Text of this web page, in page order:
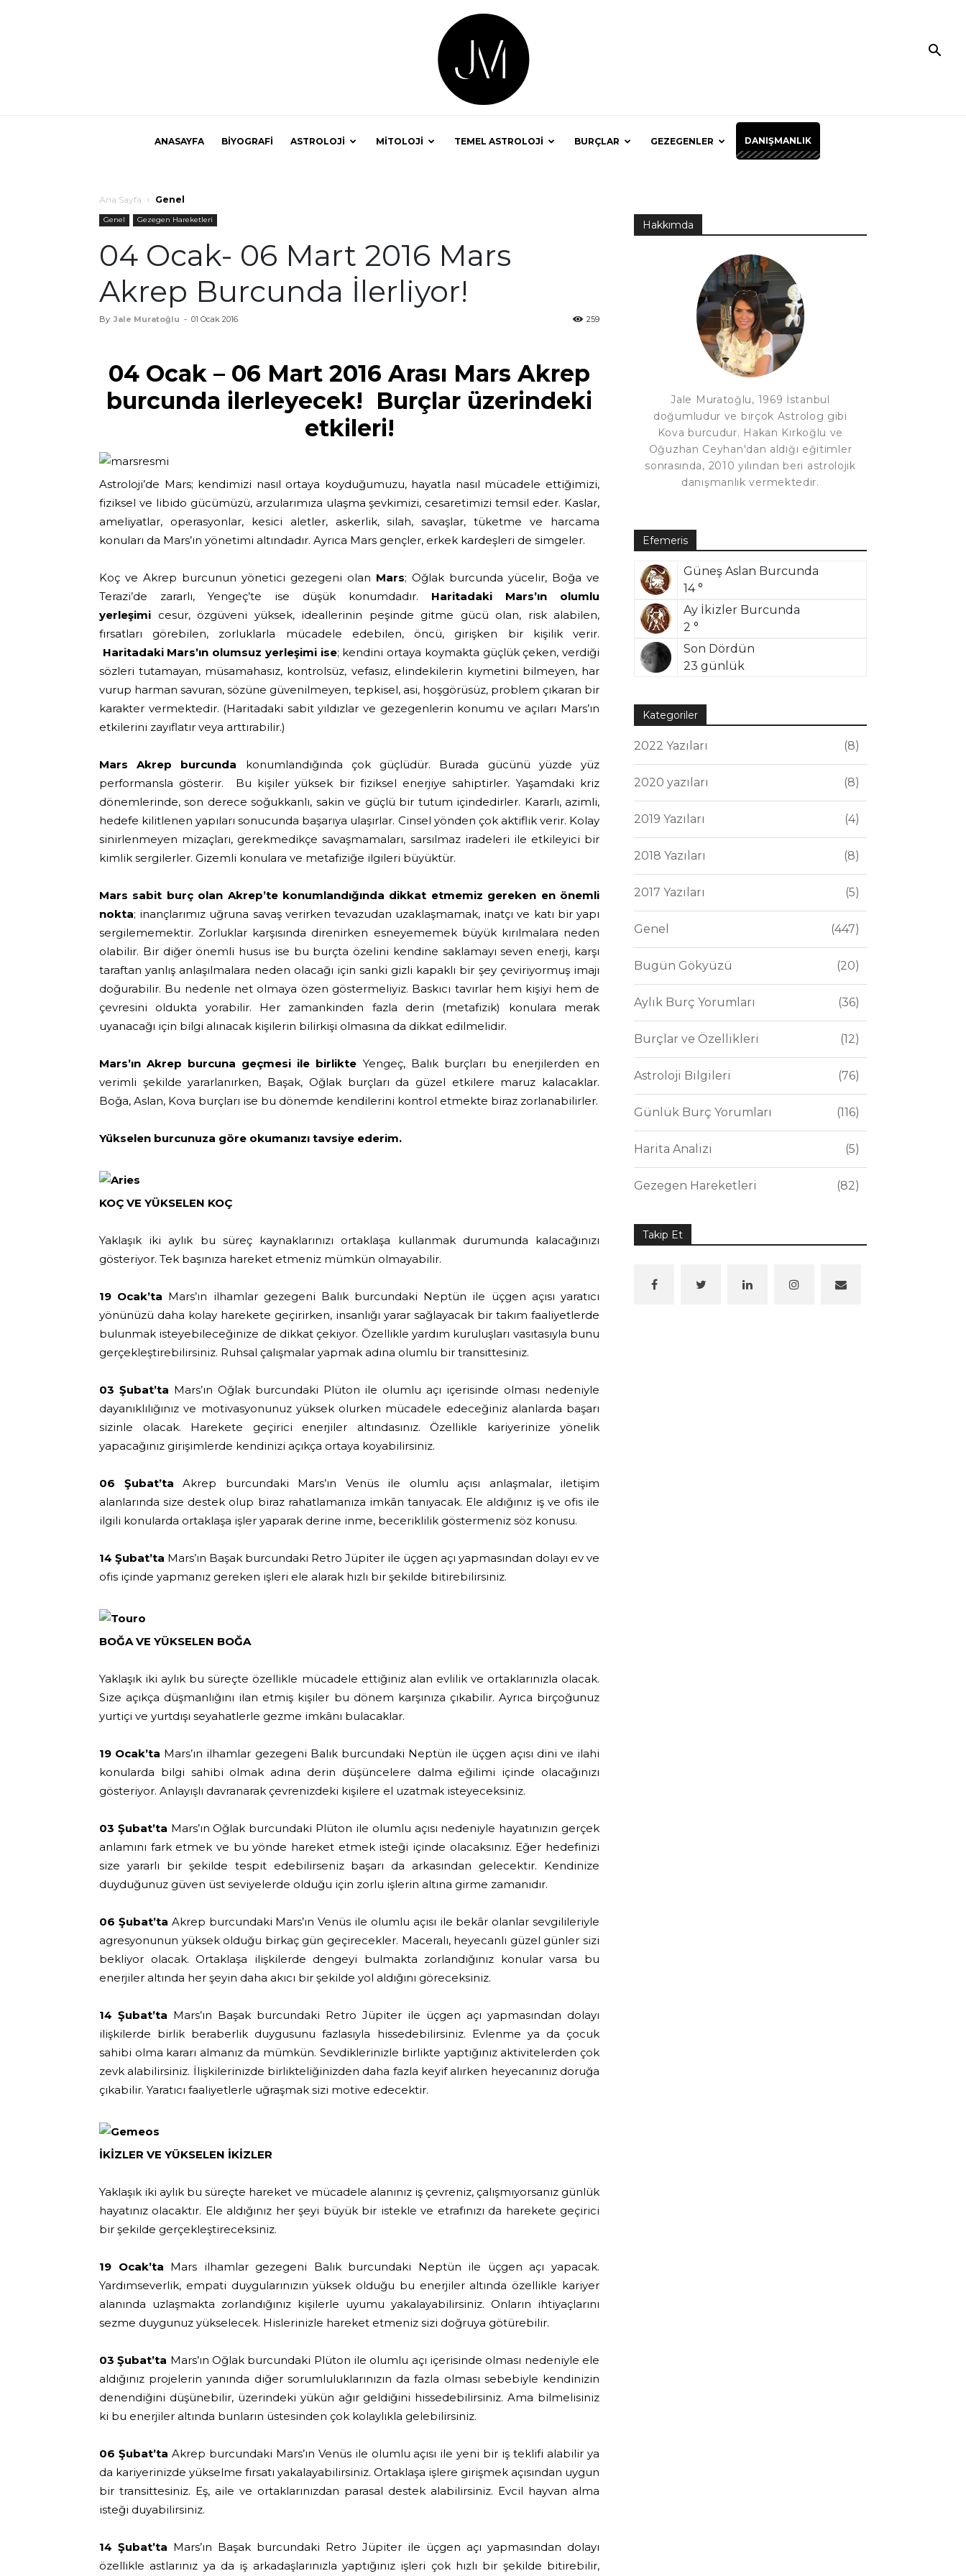
Muratoğlu
ANASAYFA BİYOGRAFİ ASTROLOJİ MİTOLOJİ TEMEL ASTROLOJİ BURÇLAR GEZEGENLER DANIŞMANLIK
Ana Sayfa Genel
Genel Gezegen Hareketleri
04 Ocak- 06 Mart 2016 Mars
Akrep Burcunda İlerliyor!
By Jale Muratoğlu - 01 Ocak 2016 259
04 Ocak – 06 Mart 2016 Arası Mars Akrep
burcunda ilerleyecek! Burçlar üzerindeki
etkileri!
Astroloji’de Mars; kendimizi nasıl ortaya koyduğumuzu, hayatla nasıl mücadele ettiğimizi,
fiziksel ve libido gücümüzü, arzularımıza ulaşma şevkimizi, cesaretimizi temsil eder. Kaslar,
ameliyatlar, operasyonlar, kesici aletler, askerlik, silah, savaşlar, tüketme ve harcama
konuları da Mars’ın yönetimi altındadır. Ayrıca Mars gençler, erkek kardeşleri de simgeler.
Koç ve Akrep burcunun yönetici gezegeni olan Mars; Oğlak burcunda yücelir, Boğa ve
Terazi’de zararlı, Yengeç’te ise düşük konumdadır. Haritadaki Mars’ın olumlu
yerleşimi cesur, özgüveni yüksek, ideallerinin peşinde gitme gücü olan, risk alabilen,
fırsatları görebilen, zorluklarla mücadele edebilen, öncü, girişken bir kişilik verir.
Haritadaki Mars’ın olumsuz yerleşimi ise; kendini ortaya koymakta güçlük çeken, verdiği
sözleri tutamayan, müsamahasız, kontrolsüz, vefasız, elindekilerin kıymetini bilmeyen, har
vurup harman savuran, sözüne güvenilmeyen, tepkisel, asi, hoşgörüsüz, problem çıkaran bir
karakter vermektedir. (Haritadaki sabit yıldızlar ve gezegenlerin konumu ve açıları Mars’ın
etkilerini zayıflatır veya arttırabilir.)
Mars Akrep burcunda konumlandığında çok güçlüdür. Burada gücünü yüzde yüz
performansla gösterir. Bu kişiler yüksek bir fiziksel enerjiye sahiptirler. Yaşamdaki kriz
dönemlerinde, son derece soğukkanlı, sakin ve güçlü bir tutum içindedirler. Kararlı, azimli,
hedefe kilitlenen yapıları sonucunda başarıya ulaşırlar. Cinsel yönden çok aktiflik verir. Kolay
sinirlenmeyen mizaçları, gerekmedikçe savaşmamaları, sarsılmaz iradeleri ile etkileyici bir
kimlik sergilerler. Gizemli konulara ve metafiziğe ilgileri büyüktür.
Mars sabit burç olan Akrep’te konumlandığında dikkat etmemiz gereken en önemli
nokta; inançlarımız uğruna savaş verirken tevazudan uzaklaşmamak, inatçı ve katı bir yapı
sergilememektir. Zorluklar karşısında direnirken esneyememek büyük kırılmalara neden
olabilir. Bir diğer önemli husus ise bu burçta özelini kendine saklamayı seven enerji, karşı
taraftan yanlış anlaşılmalara neden olacağı için sanki gizli kapaklı bir şey çeviriyormuş imajı
doğurabilir. Bu nedenle net olmaya özen göstermeliyiz. Baskıcı tavırlar hem kişiyi hem de
çevresini oldukta yorabilir. Her zamankinden fazla derin (metafizik) konulara merak
uyanacağı için bilgi alınacak kişilerin bilirkişi olmasına da dikkat edilmelidir.
Mars’ın Akrep burcuna geçmesi ile birlikte Yengeç, Balık burçları bu enerjilerden en
verimli şekilde yararlanırken, Başak, Oğlak burçları da güzel etkilere maruz kalacaklar.
Boğa, Aslan, Kova burçları ise bu dönemde kendilerini kontrol etmekte biraz zorlanabilirler.
Yükselen burcunuza göre okumanızı tavsiye ederim.
KOÇ VE YÜKSELEN KOÇ
Yaklaşık iki aylık bu süreç kaynaklarınızı ortaklaşa kullanmak durumunda kalacağınızı
gösteriyor. Tek başınıza hareket etmeniz mümkün olmayabilir.
19 Ocak’ta Mars’ın ilhamlar gezegeni Balık burcundaki Neptün ile üçgen açısı yaratıcı
yönünüzü daha kolay harekete geçirirken, insanlığı yarar sağlayacak bir takım faaliyetlerde
bulunmak isteyebileceğinize de dikkat çekiyor. Özellikle yardım kuruluşları vasıtasıyla bunu
gerçekleştirebilirsiniz. Ruhsal çalışmalar yapmak adına olumlu bir transittesiniz.
03 Şubat’ta Mars’ın Oğlak burcundaki Plüton ile olumlu açı içerisinde olması nedeniyle
dayanıklılığınız ve motivasyonunuz yüksek olurken mücadele edeceğiniz alanlarda başarı
sizinle olacak. Harekete geçirici enerjiler altındasınız. Özellikle kariyerinize yönelik
yapacağınız girişimlerde kendinizi açıkça ortaya koyabilirsiniz.
06 Şubat’ta Akrep burcundaki Mars’ın Venüs ile olumlu açısı anlaşmalar, iletişim
alanlarında size destek olup biraz rahatlamanıza imkân tanıyacak. Ele aldığınız iş ve ofis ile
ilgili konularda ortaklaşa işler yaparak derine inme, beceriklilik göstermeniz söz konusu.
14 Şubat’ta Mars’ın Başak burcundaki Retro Jüpiter ile üçgen açı yapmasından dolayı ev ve
ofis içinde yapmanız gereken işleri ele alarak hızlı bir şekilde bitirebilirsiniz.
BOĞA VE YÜKSELEN BOĞA
Yaklaşık iki aylık bu süreçte özellikle mücadele ettiğiniz alan evlilik ve ortaklarınızla olacak.
Size açıkça düşmanlığını ilan etmiş kişiler bu dönem karşınıza çıkabilir. Ayrıca birçoğunuz
yurtiçi ve yurtdışı seyahatlerle gezme imkânı bulacaklar.
19 Ocak’ta Mars’ın ilhamlar gezegeni Balık burcundaki Neptün ile üçgen açısı dini ve ilahi
konularda bilgi sahibi olmak adına derin düşüncelere dalma eğilimi içinde olacağınızı
gösteriyor. Anlayışlı davranarak çevrenizdeki kişilere el uzatmak isteyeceksiniz.
03 Şubat’ta Mars’ın Oğlak burcundaki Plüton ile olumlu açısı nedeniyle hayatınızın gerçek
anlamını fark etmek ve bu yönde hareket etmek isteği içinde olacaksınız. Eğer hedefinizi
size yararlı bir şekilde tespit edebilirseniz başarı da arkasından gelecektir. Kendinize
duyduğunuz güven üst seviyelerde olduğu için zorlu işlerin altına girme zamanıdır.
06 Şubat’ta Akrep burcundaki Mars’ın Venüs ile olumlu açısı ile bekâr olanlar sevgilileriyle
agresyonunun yüksek olduğu birkaç gün geçirecekler. Maceralı, heyecanlı güzel günler sizi
bekliyor olacak. Ortaklaşa ilişkilerde dengeyi bulmakta zorlandığınız konular varsa bu
enerjiler altında her şeyin daha akıcı bir şekilde yol aldığını göreceksiniz.
14 Şubat’ta Mars’ın Başak burcundaki Retro Jüpiter ile üçgen açı yapmasından dolayı
ilişkilerde birlik beraberlik duygusunu fazlasıyla hissedebilirsiniz. Evlenme ya da çocuk
sahibi olma kararı almanız da mümkün. Sevdiklerinizle birlikte yaptığınız aktivitelerden çok
zevk alabilirsiniz. İlişkilerinizde birlikteliğinizden daha fazla keyif alırken heyecanınız doruğa
çıkabilir. Yaratıcı faaliyetlerle uğraşmak sizi motive edecektir.
İKİZLER VE YÜKSELEN İKİZLER
Yaklaşık iki aylık bu süreçte hareket ve mücadele alanınız iş çevreniz, çalışmıyorsanız günlük
hayatınız olacaktır. Ele aldığınız her şeyi büyük bir istekle ve etrafınızı da harekete geçirici
bir şekilde gerçekleştireceksiniz.
19 Ocak’ta Mars ilhamlar gezegeni Balık burcundaki Neptün ile üçgen açı yapacak.
Yardımseverlik, empati duygularınızın yüksek olduğu bu enerjiler altında özellikle kariyer
alanında uzlaşmakta zorlandığınız kişilerle uyumu yakalayabilirsiniz. Onların ihtiyaçlarını
sezme duygunuz yükselecek. Hislerinizle hareket etmeniz sizi doğruya götürebilir.
03 Şubat’ta Mars’ın Oğlak burcundaki Plüton ile olumlu açı içerisinde olması nedeniyle ele
aldığınız projelerin yanında diğer sorumluluklarınızın da fazla olması sebebiyle kendinizin
denendiğini düşünebilir, üzerindeki yükün ağır geldiğini hissedebilirsiniz. Ama bilmelisiniz
ki bu enerjiler altında bunların üstesinden çok kolaylıkla gelebilirsiniz.
06 Şubat’ta Akrep burcundaki Mars’ın Venüs ile olumlu açısı ile yeni bir iş teklifi alabilir ya
da kariyerinizde yükselme fırsatı yakalayabilirsiniz. Ortaklaşa işlere girişmek açısından uygun
bir transittesiniz. Eş, aile ve ortaklarınızdan parasal destek alabilirsiniz. Evcil hayvan alma
isteği duyabilirsiniz.
14 Şubat’ta Mars’ın Başak burcundaki Retro Jüpiter ile üçgen açı yapmasından dolayı
özellikle astlarınız ya da iş arkadaşlarınızla yaptığınız işleri çok hızlı bir şekilde bitirebilir,
Hakkımda
Jale Muratoğlu, 1969 İstanbul
doğumludur ve birçok Astrolog gibi
Kova burcudur. Hakan Kırkoğlu ve
Oğuzhan Ceyhan'dan aldığı eğitimler
sonrasında, 2010 yılından beri astrolojik
danışmanlık vermektedir.
Efemeris
Güneş Aslan Burcunda
14 °
Ay İkizler Burcunda
2 °
Son Dördün
23 günlük
Kategoriler
2022 Yazıları 8
2020 yazıları 8
2019 Yazıları 4
2018 Yazıları 8
2017 Yazıları 5
Genel 447
Bugün Gökyüzü 20
Aylık Burç Yorumları 36
Burçlar ve Özellikleri 12
Astroloji Bilgileri 76
Günlük Burç Yorumları 116
Harita Analizi 5
Gezegen Hareketleri 82
Takip Et